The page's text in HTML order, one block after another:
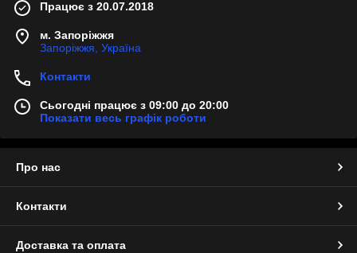
Працює з 20.07.2018
м. Запоріжжя
Запоріжжя, Україна
Контакти
Сьогодні працює з 09:00 до 20:00
Показати весь графік роботи
Про нас
Контакти
Доставка та оплата